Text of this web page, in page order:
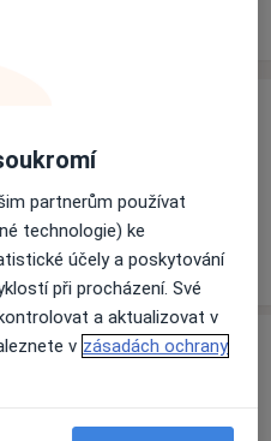
nejsou k dispozici
žádné informace o
partnerům používat
technologie) ke
účely a poskytování
při procházení. Své
a aktualizovat v
v zásadách ochrany